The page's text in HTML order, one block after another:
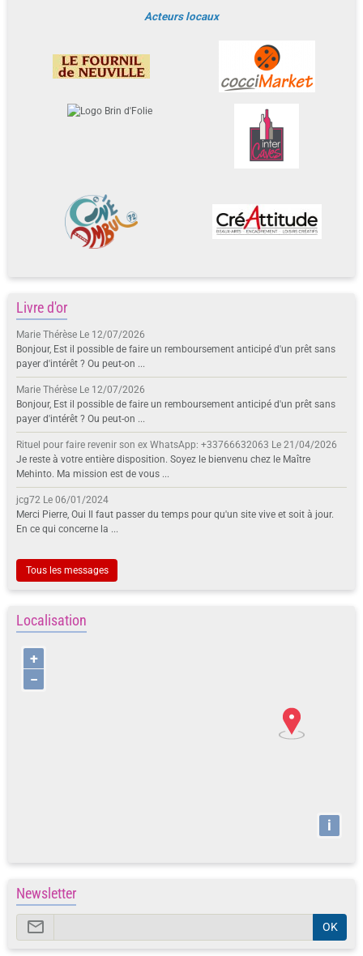
Acteurs locaux
Livre d'or
Marie Thérèse Le 12/07/2026
Bonjour, Est il possible de faire un remboursement anticipé d'un prêt sans
payer d'intérêt ? Ou peut-on ...
Marie Thérèse Le 12/07/2026
Bonjour, Est il possible de faire un remboursement anticipé d'un prêt sans
payer d'intérêt ? Ou peut-on ...
Rituel pour faire revenir son ex WhatsApp: +33766632063 Le 21/04/2026
Je reste à votre entière disposition. Soyez le bienvenu chez le Maître
Mehinto. Ma mission est de vous ...
jcg72 Le 06/01/2024
Merci Pierre, Oui Il faut passer du temps pour qu'un site vive et soit à jour.
En ce qui concerne la ...
Tous les messages
Localisation
+
−
i
Newsletter
OK